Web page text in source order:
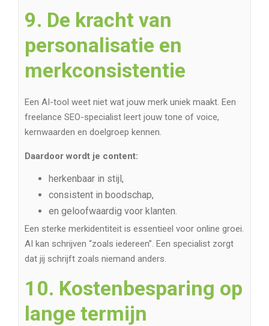
9. De kracht van
personalisatie en
merkconsistentie
Een AI-tool weet niet wat jouw merk uniek maakt. Een
freelance SEO-specialist leert jouw tone of voice,
kernwaarden en doelgroep kennen.
Daardoor wordt je content:
herkenbaar in stijl,
consistent in boodschap,
en geloofwaardig voor klanten.
Een sterke merkidentiteit is essentieel voor online groei.
AI kan schrijven “zoals iedereen”. Een specialist zorgt
dat jij schrijft zoals niemand anders.
10. Kostenbesparing op
lange termijn